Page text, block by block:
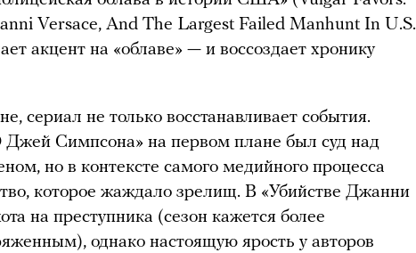
Versace, And The Largest Failed Manhunt In U.S.
акцент на «облаве» — и воссоздает хронику
сериал не только восстанавливает события.
Симпсона» на первом плане был суд над
но в контексте самого медийного процесса
которое жаждало зрелищ. В «Убийстве Джанни
на преступника (сезон кажется более
однако настоящую ярость у авторов